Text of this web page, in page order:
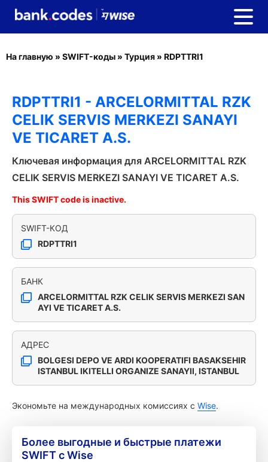
На главную » SWIFT-коды » Турция » RDPTTRI1
RDPTTRI1 - ARCELORMITTAL RZK
CELIK SERVIS MERKEZI SANAYI
VE TICARET A.S.
Ключевая информация для ARCELORMITTAL RZK
CELIK SERVIS MERKEZI SANAYI VE TICARET A.S.
This SWIFT code is inactive.
SWIFT-КОД
RDPTTRI1
БАНК
ARCELORMITTAL RZK CELIK SERVIS MERKEZI SAN
AYI VE TICARET A.S.
АДРЕС
BOLGESI DEPO VE ARDI KOOPERATIFI BASAKSEHIR
ISTANBUL IKITELLI ORGANIZE SANAYII, ISTANBUL
Экономьте на международных комиссиях с Wise.
Более выгодные и быстрые платежи
SWIFT с Wise